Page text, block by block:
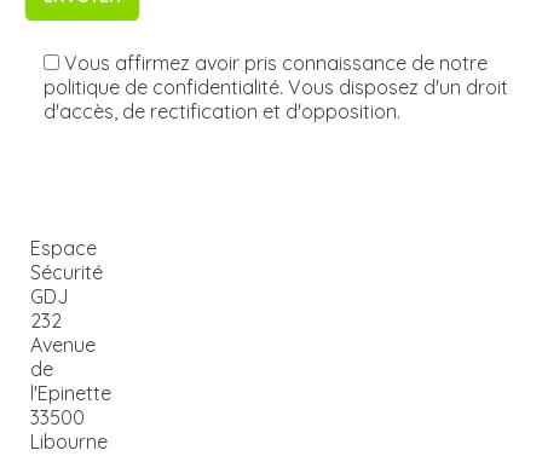
Vous affirmez avoir pris connaissance de notre
politique de confidentialité. Vous disposez d'un droit
d'accès, de rectification et d'opposition.
Espace
Sécurité
GDJ
232
Avenue
de
l'Epinette
33500
Libourne